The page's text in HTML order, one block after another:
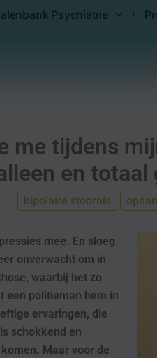
Psychiatrie
me tijdens
en totaal
bipolaire stoornis
mee. En sloeg
onverwacht om in
waarbij het zo
een politieman hem in
ervaringen, die
schokkend en
Maar voor de